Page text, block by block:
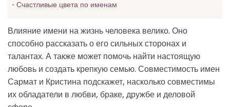
Счастливые цвета по именам
Влияние имени на жизнь человека велико. Оно
способно рассказать о его сильных сторонах и
талантах. А также может помочь найти настоящую
любовь и создать крепкую семью. Совместимость имен
Сармат и Кристина подскажет, насколько совместимы
их обладатели в любви, браке, дружбе и деловой